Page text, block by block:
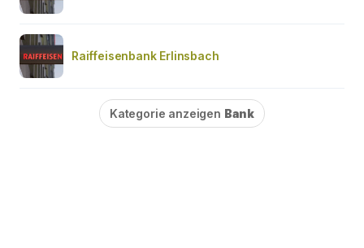
Raiffeisenbank Erlinsbach
Kategorie anzeigen Bank